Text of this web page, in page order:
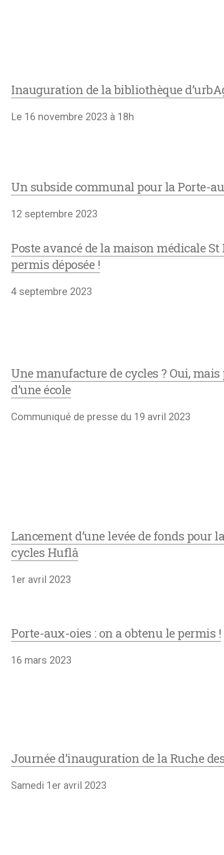
Inauguration de la bibliothèque
Le 16 novembre 2023 à 18h
Un subside communal pour la Porte-
12 septembre 2023
Poste avancé de la maison médicale St
permis déposée !
4 septembre 2023
Une manufacture de cycles ? Oui,
d’une école
Communiqué de presse du 19 avril 2023
Lancement d’une levée de fonds pour
cycles Huflå
1er avril 2023
Porte-aux-oies : on a obtenu le permis !
16 mars 2023
Journée d’inauguration de la Ruche
Samedi 1er avril 2023